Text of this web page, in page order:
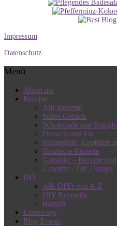
Impressum
Datenschutz
Menü
About me
Rezepte
Alle Rezepte
Süßes Gebäck
Schokolade und
Desserts und Eis
Marmelade, Konfitüre
Herzhafte Rezepte
Getränke – Rezepte
Gewürze / Öle / Sirups
DIY
Alle DIYs von A-Z
DIY Kosmetik
Basteln
Unterwegs
Blog Events